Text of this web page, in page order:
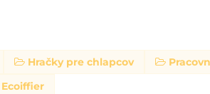
Hračky pre chlapcov
Ecoiffier